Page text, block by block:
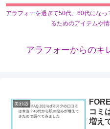
アラフォーを過ぎて50代、60代にな
るためのアイテムや
アラフォーからのキ
美顔器
コミ
増え